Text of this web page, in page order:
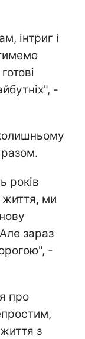
інтриг і
-
разом.
років
ми
зараз
-
про
з